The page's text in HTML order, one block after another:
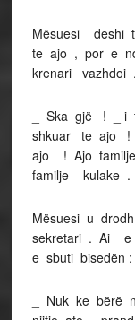
Mësuesi deshi
te ajo , por e
krenari vazhdoi .
_ Ska gjë ! _
shkuar te ajo !
ajo ! Ajo
familje kulake .
Mësuesi u
sekretari . Ai e
e sbuti bisedën :
_ Nuk ke